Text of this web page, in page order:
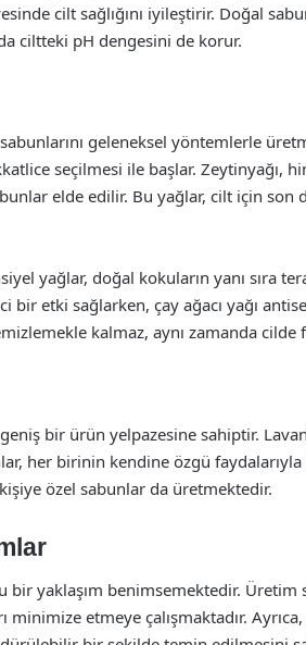
cilt sağlığını iyileştirir. Doğal
ciltteki pH dengesini de korur.
geleneksel yöntemlerle
seçilmesi ile başlar. Zeytinyağı,
elde edilir. Bu yağlar, cilt için son
yağlar, doğal kokuların yanı sıra
bir etki sağlarken, çay ağacı yağı
kalmaz, aynı zamanda cilde
bir ürün yelpazesine sahiptir.
her birinin kendine özgü faydalarıyla
özel sabunlar da üretmektedir.
bir yaklaşım benimsemektedir.
minimize etmeye çalışmaktadır.